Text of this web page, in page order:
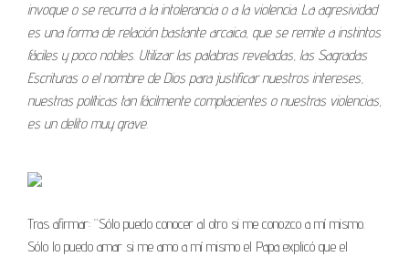
invoque o se recurra a la intolerancia o a la violencia. La agresividad
es una forma de relación bastante arcaica, que se remite a instintos
fáciles y poco nobles. Utilizar las palabras reveladas, las Sagradas
Escrituras o el nombre de Dios para justificar nuestros intereses,
nuestras políticas tan fácilmente complacientes o nuestras violencias,
es un delito muy grave.
Tras afirmar: “Sólo puedo conocer al otro si me conozco a mí mismo.
Sólo lo puedo amar si me amo a mí mismo el Papa explicó que el